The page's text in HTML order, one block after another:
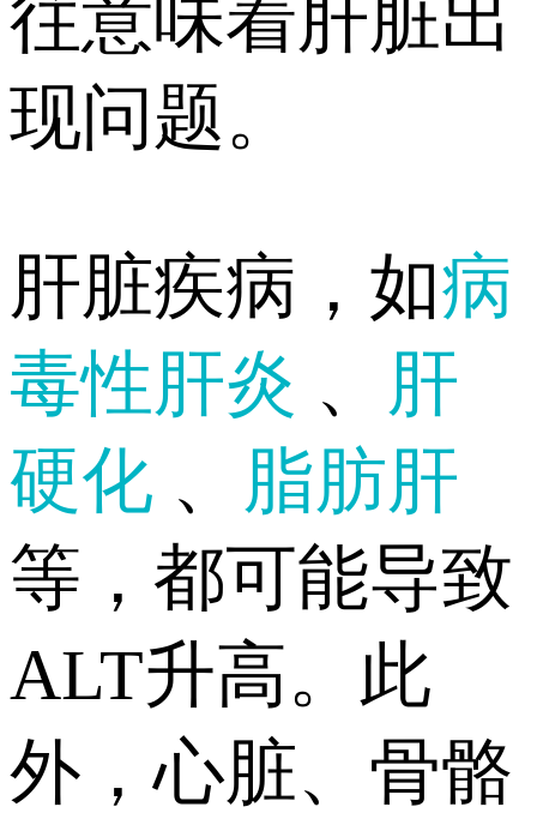
往意味着肝脏出
现问题。
肝脏疾病，如病
毒性肝炎 、 肝
硬化 、 脂肪肝
等，都可能导致
ALT升高。此
外，心脏、骨骼